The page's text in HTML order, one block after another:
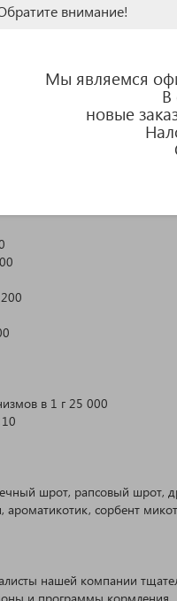
внимание!
Мы являемся
В
новые
для
витаминов и
усвоение корма,
где важны
000
000
20
в 1 г 25 000
шрот, рапсовый шрот,
сорбент
нашей компании